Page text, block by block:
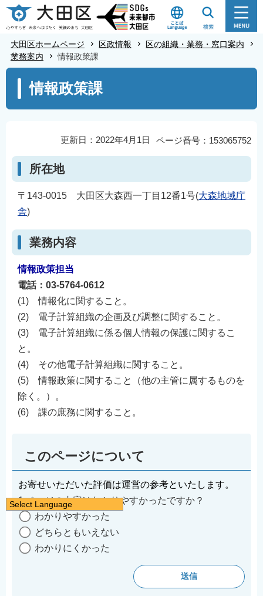
こ
の
ジ
大田区ホームページ 区政情報
区の組織・業務・窓口案内
業務案内
情報政策課
こ
ら
情報政策課
ページ番号：153065752
更新日：2022年4月1日
所在地
〒143-0015 大田区大森西一丁目12番1号(大森地域庁
舎)
業務内容
情報政策担当
電話：03-5764-0612
(1) 情報化に関すること。
(2) 電子計算組織の企画及び調整に関すること。
(3) 電子計算組織に係る個人情報の保護に関するこ
と。
(4) その他電子計算組織に関すること。
(5) 情報政策に関すること（他の主管に属するものを
除く。）。
(6) 課の庶務に関すること。
このページについて
お寄せいただいた評価は運営の参考といたします。
1.ページの内容はわかりやすかったですか？
わかりやすかった
どちらともいえない
わかりにくかった
Select Language
日本語
English
简体中文